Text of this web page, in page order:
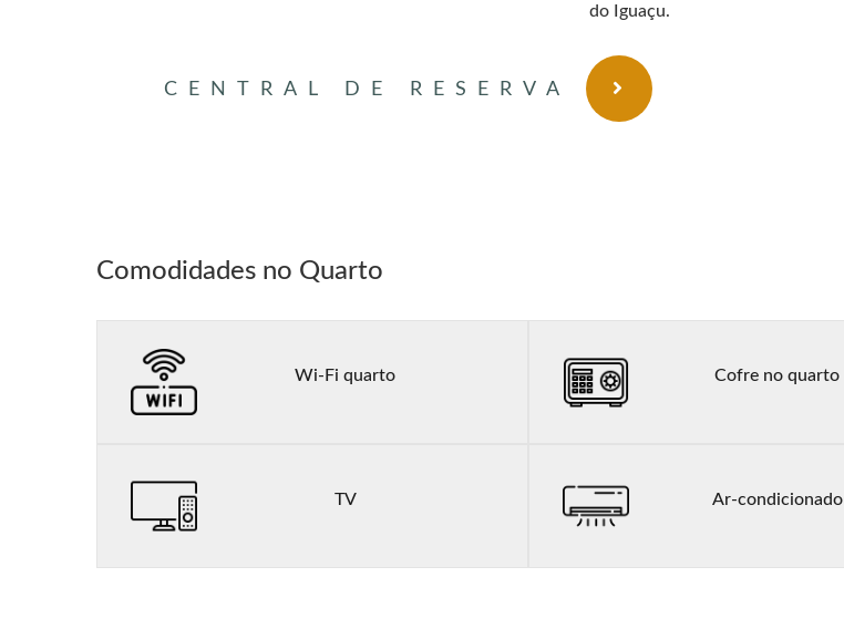
do Iguaçu.
CENTRAL DE RESERVA
Comodidades no Quarto
Wi-Fi quarto Cofre no quarto
TV Ar-condicionado